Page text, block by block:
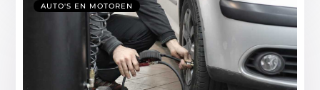
AUTO'S EN MOTOREN